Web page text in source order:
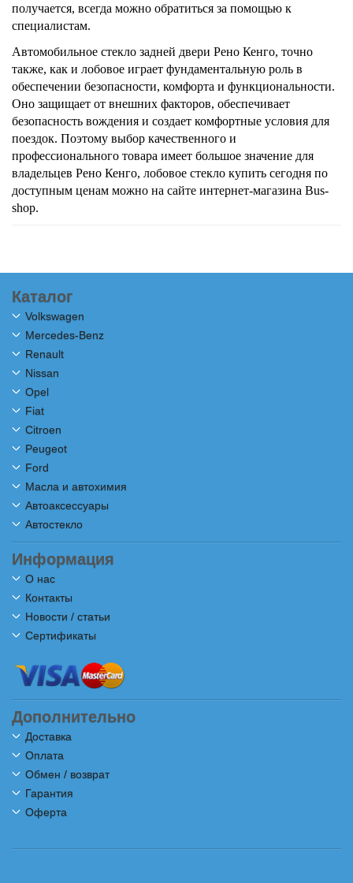
получается, всегда можно обратиться за помощью к
специалистам.
Автомобильное стекло задней двери Рено Кенго, точно
также, как и лобовое играет фундаментальную роль в
обеспечении безопасности, комфорта и функциональности.
Оно защищает от внешних факторов, обеспечивает
безопасность вождения и создает комфортные условия для
поездок. Поэтому выбор качественного и
профессионального товара имеет большое значение для
владельцев Рено Кенго, лобовое стекло купить сегодня по
доступным ценам можно на сайте интернет-магазина Bus-
shop.
Каталог
Volkswagen
Mercedes-Benz
Renault
Nissan
Opel
Fiat
Citroen
Peugeot
Ford
Масла и автохимия
Автоаксессуары
Автостекло
Информация
О нас
Контакты
Новости / статьи
Сертификаты
Дополнительно
Доставка
Оплата
Обмен / возврат
Гарантия
Оферта